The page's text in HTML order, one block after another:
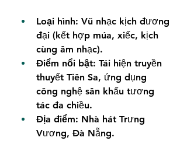
Loại hình: Vũ nhạc kịch đương
đại (kết hợp múa, xiếc, kịch
cùng âm nhạc).
Điểm nổi bật: Tái hiện truyền
thuyết Tiên Sa, ứng dụng
công nghệ sân khấu tương
tác đa chiều.
Địa điểm: Nhà hát Trưng
Vương, Đà Nẵng.